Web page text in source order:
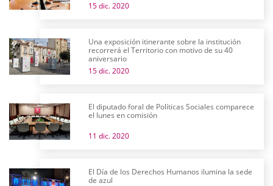
15 dic. 2020
Una exposición itinerante sobre la institución
recorrerá el Territorio con motivo de su 40
aniversario
15 dic. 2020
El diputado foral de Políticas Sociales comparece
el lunes en comisión
11 dic. 2020
El Día de los Derechos Humanos ilumina la sede
de azul